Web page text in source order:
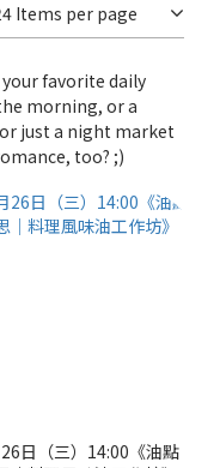
Items per page
favorite daily
morning, or a
just a night market
too? ;)
日（三）14:00《油點